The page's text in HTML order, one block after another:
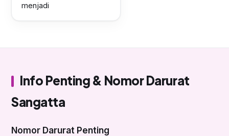
menjadi
Info Penting & Nomor Darurat
Sangatta
Nomor Darurat Penting